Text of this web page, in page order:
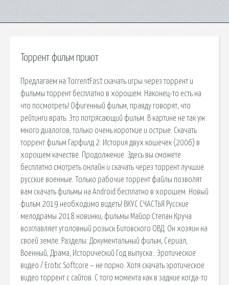
Торрент фильм приют
Предлагаем на TorrentFast скачать игры через торрент и
фильмы торрент бесплатно в хорошем. Наконец-то есть на
что посмотреть! Офигенный фильм, правду говорят, что
рейтинги врать. Это потрясающий фильм. В картине не так уж
много диалогов, только очень короткие и острые. Скачать
торрент фильм Гарфилд 2: История двух кошечек (2006) в
хорошем качестве. Продолжение. Здесь вы сможете
бесплатно смотреть онлайн и скачать через торрент лучшие
русские военные. Только рабочие торрент файлы позволят
вам скачать фильмы на Android бесплатно в хорошем. Новый
фильм 2019 необходимо видеть! ВКУС СЧАСТЬЯ Русские
мелодрамы 2018 новинки, фильмы Майор Степан Круча
возглавляет уголовный розыск Битовского ОВД. Он хозяин на
своей земле. Разделы: Документальный фильм, Сериал,
Военный, Драма, Исторический Год выпуска:. Эротическое
видео / Erotic Softcore – не порно. Хотя скачать эротическое
видео торрент с сайтов. С того момента как в задние когда-то